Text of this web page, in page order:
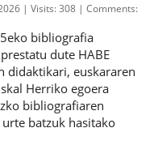
Visits: 308
Comments:
bibliografia
dute HABE
didaktikari, euskararen
Herriko egoera
bibliografiaren
batzuk hasitako